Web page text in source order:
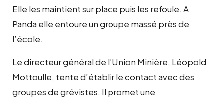
Elle les maintient sur place puis les refoule. A
Panda elle entoure un groupe massé près de
l’école.
Le directeur général de l’Union Minière, Léopold
Mottoulle, tente d’établir le contact avec des
groupes de grévistes. Il promet une